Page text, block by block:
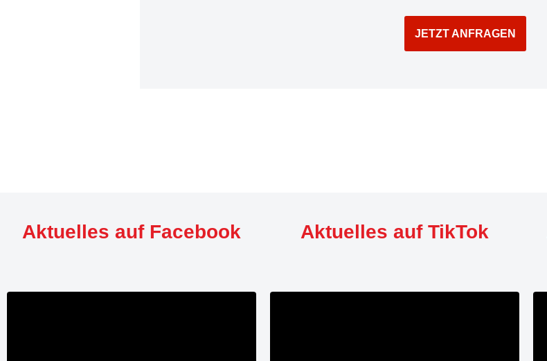
JETZT ANFRAGEN
Aktuelles auf Facebook Aktuelles auf TikTok